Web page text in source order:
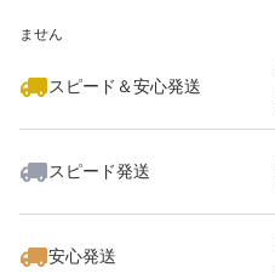
ません
スピード＆安心発送
スピード発送
安心発送